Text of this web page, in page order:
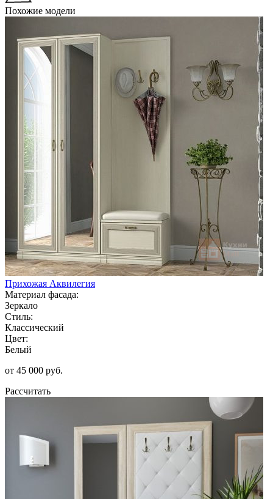
Похожие модели
Прихожая Аквилегия
Материал фасада:
Зеркало
Стиль:
Классический
Цвет:
Белый
от 45 000 руб.
Рассчитать